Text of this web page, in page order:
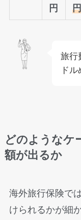
円
円
旅行
ド
どのようなケ
額が出るか
海外旅行保険で
けられるかが細